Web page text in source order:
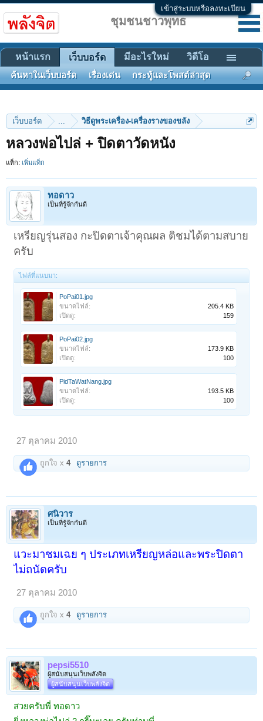
เข้าสู่ระบบหรือลงทะเบียน
เว็บบอร์ด ... วิธีดูพระเครื่อง-เครื่องรางของขลัง
หลวงพ่อไปล่ + ปิดตาวัดหนัง
แท็ก: เพิ่มแท็ก
ทอดาว
เป็นที่รู้จักกันดี
เหรียญรุ่นสอง กะปิดตาเจ้าคุณผล ติชมได้ตามสบาย
ครับ
ไฟล์ที่แนบมา:
PoPai01.jpg
ขนาดไฟล์:
205.4 KB
เปิดดู:
159
PoPai02.jpg
ขนาดไฟล์:
173.9 KB
เปิดดู:
100
PidTaWatNang.jpg
ขนาดไฟล์:
193.5 KB
เปิดดู:
100
27 ตุลาคม 2010
ถูกใจ x4 ดูรายการ
ศนิวาร
เป็นที่รู้จักกันดี
แวะมาชมเฉย ๆ ประเภทเหรียญหล่อและพระปิดตา
ไม่ถนัดครับ
27 ตุลาคม 2010
ถูกใจ x4 ดูรายการ
pepsi5510
ผู้สนับสนุนเว็บพลังจิต
ผู้สนับสนุนเว็บพลังจิต
สวยครับพี่ ทอดาว
ชุมชนชาวพุทธ
หน้าแรก เว็บบอร์ด
ค้นหาในเว็บบอร์ด เรื่องเด่น กระทู้และโพสต์ล่าสุด
มีอะไรใหม่ วิดีโอ